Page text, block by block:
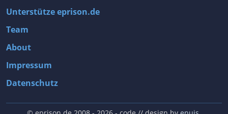
Unterstütze eprison.de
Team
About
Impressum
Datenschutz